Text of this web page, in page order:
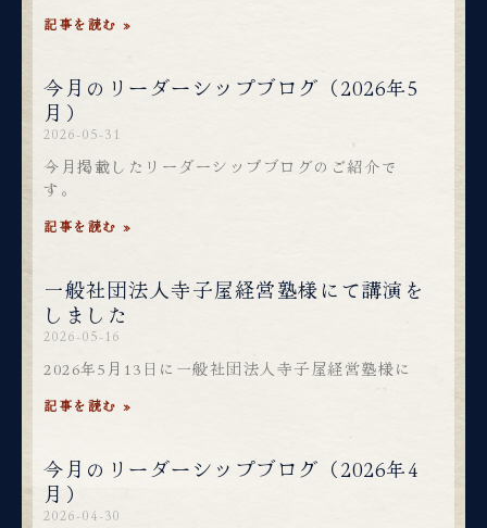
記事を読む »
今月のリーダーシップブログ（2026年5
月）
2026-05-31
今月掲載したリーダーシップブログのご紹介で
す。
記事を読む »
一般社団法人寺子屋経営塾様にて講演を
しました
2026-05-16
2026年5月13日に一般社団法人寺子屋経営塾様に
記事を読む »
今月のリーダーシップブログ（2026年4
月）
2026-04-30